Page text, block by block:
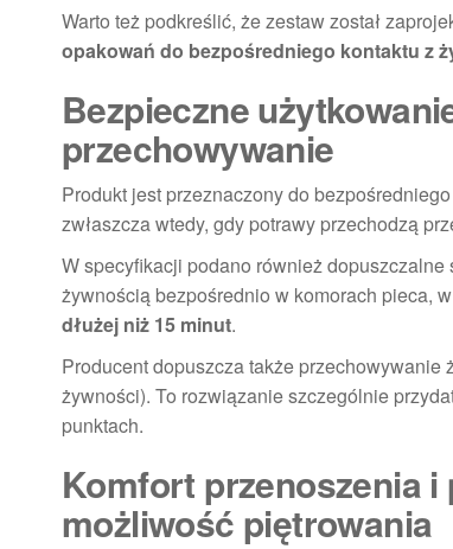
Warto też podkreślić, że zestaw został
opakowań do bezpośredniego kontaktu z
Bezpieczne
przechowywanie
Produkt jest przeznaczony do
zwłaszcza wtedy, gdy potrawy przechodzą
W specyfikacji podano również
żywnością bezpośrednio w komorach pieca,
dłużej niż 15 minut.
Producent dopuszcza także przechowywanie
żywności). To rozwiązanie szczególnie
punktach.
Komfort przenoszenia
możliwość piętrowania